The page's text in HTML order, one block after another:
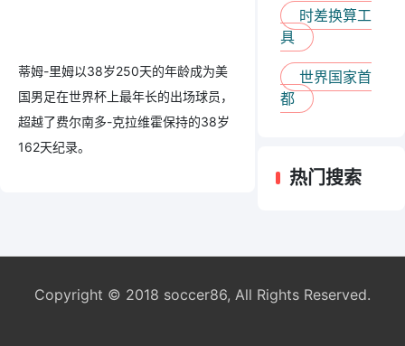
蒂姆-里姆以38岁250天的年龄成为美
国男足在世界杯上最年长的出场球员，
超越了费尔南多-克拉维霍保持的38岁
162天纪录。
时差换算工
具
世界国家首
都
热门搜索
Copyright © 2018 soccer86, All Rights Reserved.